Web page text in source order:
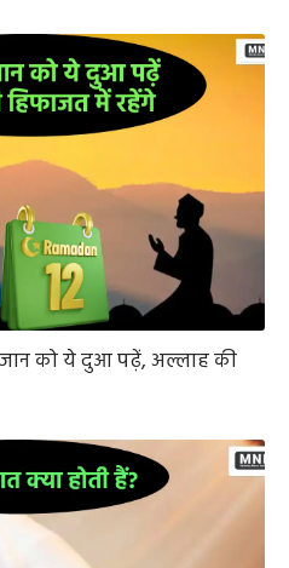
को ये दुआ पढ़ें, अल्लाह की